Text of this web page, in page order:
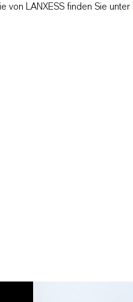
von LANXESS finden Sie unter